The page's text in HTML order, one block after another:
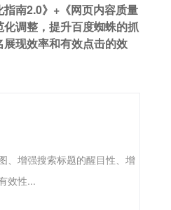
南2.0》+《网页内容质量
调整，提升百度蜘蛛的抓
现效率和有效点击的效
、增强搜索标题的醒目性、增
效性...